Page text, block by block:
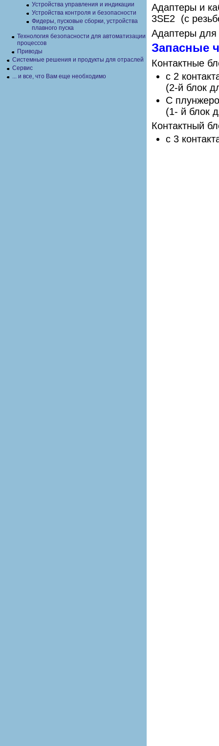
Адаптеры и
3SE2 (с
Адаптеры для
Запасные
Контактные
с 2
(2-й блок
С
(1- й блок
Контактный
с 3
Устройства управления и индикации
Устройства контроля и безопасности
Фидеры, пусковые сборки, устройства
плавного пуска
Технология безопасности для автоматизации
процессов
Приводы
Системные решения и продукты для отраслей
Сервис
... и все, что Вам еще необходимо